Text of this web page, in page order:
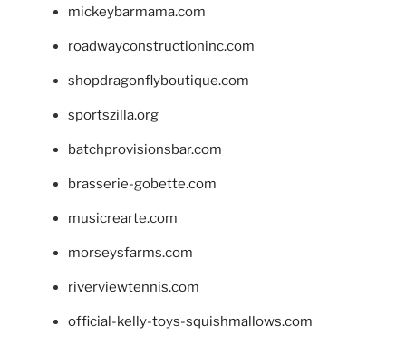
mickeybarmama.com
roadwayconstructioninc.com
shopdragonflyboutique.com
sportszilla.org
batchprovisionsbar.com
brasserie-gobette.com
musicrearte.com
morseysfarms.com
riverviewtennis.com
official-kelly-toys-squishmallows.com